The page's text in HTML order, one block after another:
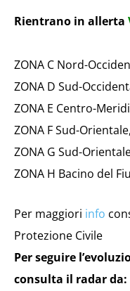
Rientrano in allerta
ZONA C Nord-
ZONA D Sud-
ZONA E Centro-
ZONA F Sud-
ZONA G Sud-
ZONA H Bacino del
Per maggiori info
Protezione Civile
Per seguire
consulta il radar da: